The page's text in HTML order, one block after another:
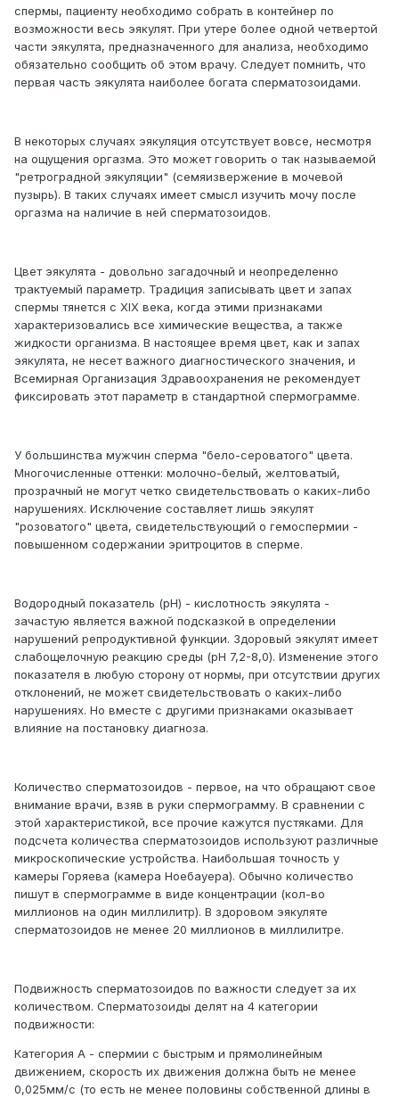
спермы, пациенту необходимо собрать в контейнер по
возможности весь эякулят. При утере более одной четвертой
части эякулята, предназначенного для анализа, необходимо
обязательно сообщить об этом врачу. Следует помнить, что
первая часть эякулята наиболее богата сперматозоидами.
В некоторых случаях эякуляция отсутствует вовсе, несмотря
на ощущения оргазма. Это может говорить о так называемой
"ретроградной эякуляции" (семяизвержение в мочевой
пузырь). В таких случаях имеет смысл изучить мочу после
оргазма на наличие в ней сперматозоидов.
Цвет эякулята - довольно загадочный и неопределенно
трактуемый параметр. Традиция записывать цвет и запах
спермы тянется с ХIХ века, когда этими признаками
характеризовались все химические вещества, а также
жидкости организма. В настоящее время цвет, как и запах
эякулята, не несет важного диагностического значения, и
Всемирная Организация Здравоохранения не рекомендует
фиксировать этот параметр в стандартной спермограмме.
У большинства мужчин сперма "бело-сероватого" цвета.
Многочисленные оттенки: молочно-белый, желтоватый,
прозрачный не могут четко свидетельствовать о каких-либо
нарушениях. Исключение составляет лишь эякулят
"розоватого" цвета, свидетельствующий о гемоспермии -
повышенном содержании эритроцитов в сперме.
Водородный показатель (pH) - кислотность эякулята -
зачастую является важной подсказкой в определении
нарушений репродуктивной функции. Здоровый эякулят имеет
слабощелочную реакцию среды (pH 7,2-8,0). Изменение этого
показателя в любую сторону от нормы, при отсутствии других
отклонений, не может свидетельствовать о каких-либо
нарушениях. Но вместе с другими признаками оказывает
влияние на постановку диагноза.
Количество сперматозоидов - первое, на что обращают свое
внимание врачи, взяв в руки спермограмму. В сравнении с
этой характеристикой, все прочие кажутся пустяками. Для
подсчета количества сперматозоидов используют различные
микроскопические устройства. Наибольшая точность у
камеры Горяева (камера Ноебауера). Обычно количество
пишут в спермограмме в виде концентрации (кол-во
миллионов на один миллилитр). В здоровом эякуляте
сперматозоидов не менее 20 миллионов в миллилитре.
Подвижность сперматозоидов по важности следует за их
количеством. Сперматозоиды делят на 4 категории
подвижности:
Категория A - спермии с быстрым и прямолинейным
движением, скорость их движения должна быть не менее
0,025мм/с (то есть не менее половины собственной длины в